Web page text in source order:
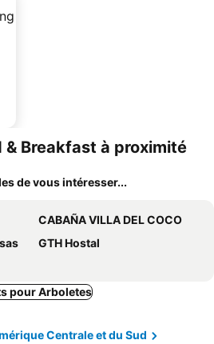
& Breakfast à proximité
de vous intéresser...
CABAÑA VILLA DEL COCO
GTH Hostal
pour Arboletes
Centrale et du Sud